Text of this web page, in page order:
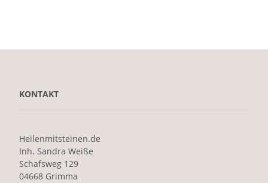
KONTAKT
Heilenmitsteinen.de
Inh. Sandra Weiße
Schafsweg 129
04668 Grimma